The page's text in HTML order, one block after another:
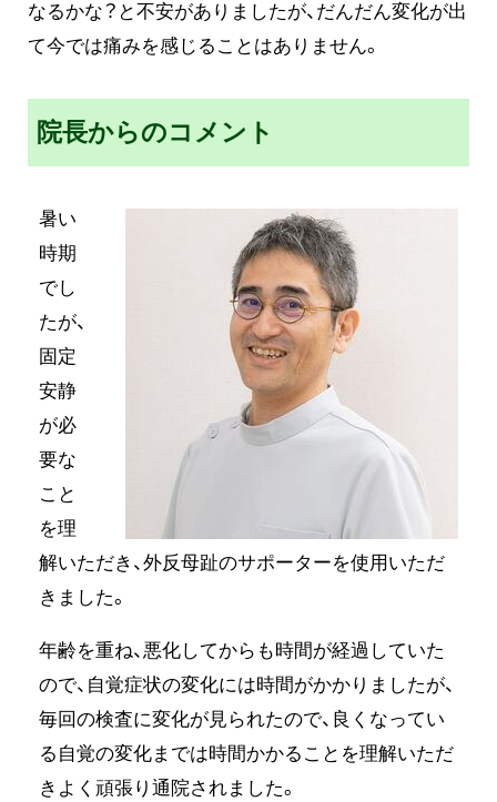
なるかな？と不安がありましたが、だんだん変化が出
て今では痛みを感じることはありません。
院長からのコメント
暑い
時期
でし
たが、
固定
安静
が必
要な
こと
を理
解いただき、外反母趾のサポーターを使用いただ
きました。
年齢を重ね、悪化してからも時間が経過していた
ので、自覚症状の変化には時間がかかりましたが、
毎回の検査に変化が見られたので、良くなってい
る自覚の変化までは時間かかることを理解いただ
きよく頑張り通院されました。